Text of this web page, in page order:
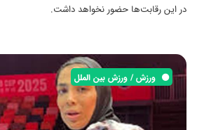
در این رقابت‌ها حضور نخواهد داشت.
ورزش / ورزش بین الملل